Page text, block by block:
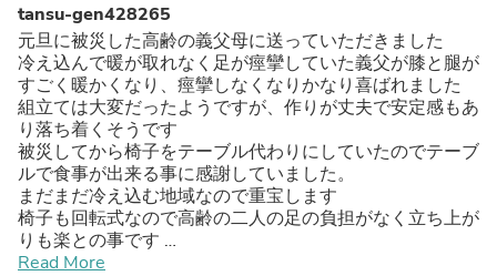
tansu-gen428265
元旦に被災した高齢の義父母に送っていただきました
冷え込んで暖が取れなく足が痙攣していた義父が膝と腿が
すごく暖かくなり、痙攣しなくなりかなり喜ばれました
組立ては大変だったようですが、作りが丈夫で安定感もあ
り落ち着くそうです
被災してから椅子をテーブル代わりにしていたのでテーブ
ルで食事が出来る事に感謝していました。
まだまだ冷え込む地域なので重宝します
椅子も回転式なので高齢の二人の足の負担がなく立ち上が
りも楽との事です
石川県への配送先でしたので、その旨お伝えしましたら、
Read More